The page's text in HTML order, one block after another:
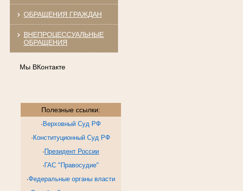
ОБРАЩЕНИЯ ГРАЖДАН
ВНЕПРОЦЕССУАЛЬНЫЕ
ОБРАЩЕНИЯ
Мы ВКонтакте
Полезные ссылки:
· Верховный Суд РФ
· Конституционный Суд РФ
· Президент России
· ГАС "Правосудие"
·Федеральные органы власти